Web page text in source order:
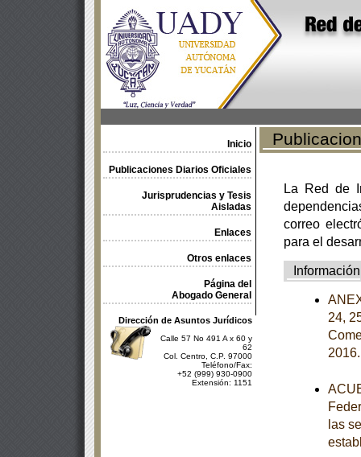
Inicio
Publicaciones Diarios Oficiales
Jurisprudencias y Tesis
Aisladas
Enlaces
Otros enlaces
Página del
Abogado General
Dirección de Asuntos Jurídicos
Calle 57 No 491 A x 60 y
62
Col. Centro, C.P. 97000
Teléfono/Fax:
+52 (999) 930-0900
Extensión: 1151
La Red de
correo
para el
Información
24,
las